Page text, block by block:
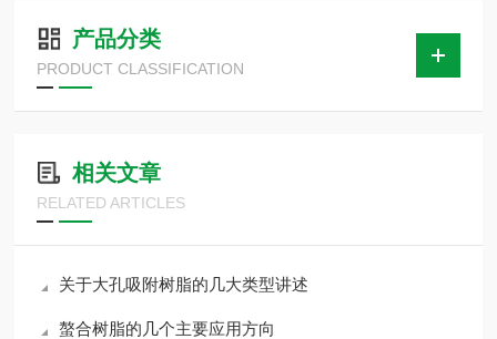
产品分类
PRODUCT CLASSIFICATION
相关文章
RELATED ARTICLES
关于大孔吸附树脂的几大类型讲述
螯合树脂的几个主要应用方向